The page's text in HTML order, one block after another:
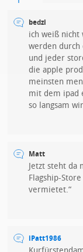
bedzi
ich weiß nicht
werden durch
und jeder
die apple
meinsten
mit dem ipad
so langsam
Matt
Jetzt steht da
Flagship-
vermietet.“
iPatt1986